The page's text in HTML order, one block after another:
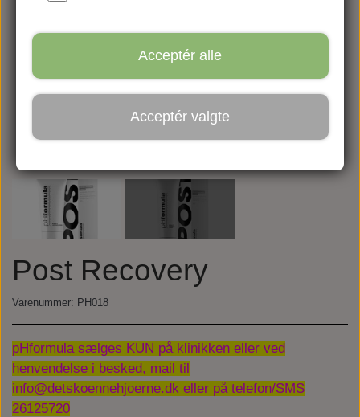
Post Recovery
Varenummer: PH018
pHformula sælges KUN på klinikken eller ved
henvendelse i besked, mail til
info@detskoennehjoerne.dk eller på telefon/SMS
26125720
Acceptér alle
Acceptér valgte